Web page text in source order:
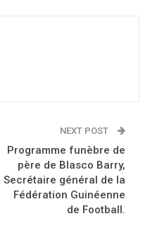
NEXT POST
Programme funèbre de
père de Blasco Barry,
Secrétaire général de la
Fédération Guinéenne
de Football.